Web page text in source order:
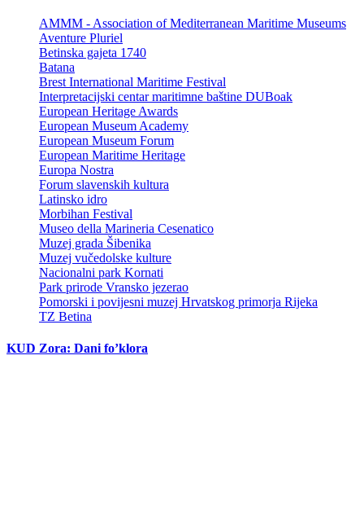
AMMM - Association of Mediterranean Maritime Museums
Aventure Pluriel
Betinska gajeta 1740
Batana
Brest International Maritime Festival
Interpretacijski centar maritimne baštine DUBoak
European Heritage Awards
European Museum Academy
European Museum Forum
European Maritime Heritage
Europa Nostra
Forum slavenskih kultura
Latinsko idro
Morbihan Festival
Museo della Marineria Cesenatico
Muzej grada Šibenika
Muzej vučedolske kulture
Nacionalni park Kornati
Park prirode Vransko jezerao
Pomorski i povijesni muzej Hrvatskog primorja Rijeka
TZ Betina
KUD Zora: Dani fo’klora